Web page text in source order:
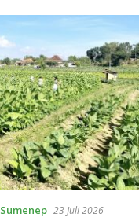
Sumenep 23 Juli 2026